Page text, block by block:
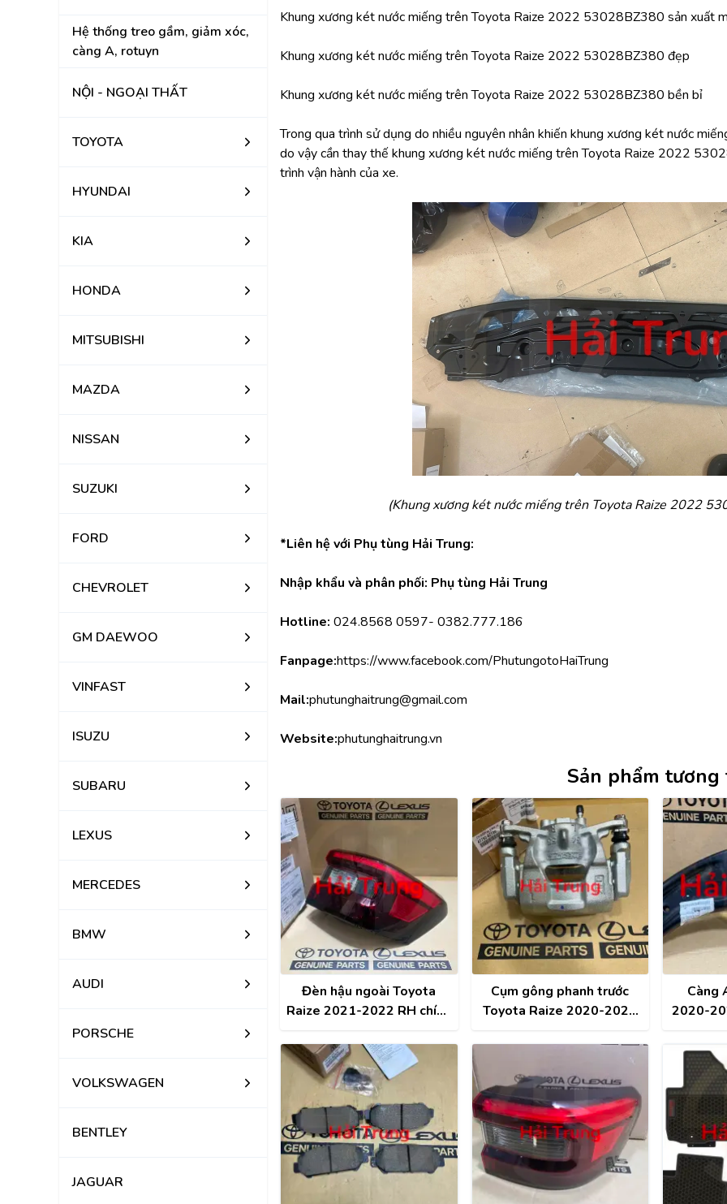
Hệ thống treo gầm, giảm xóc,
càng A, rotuyn
NỘI - NGOẠI THẤT
TOYOTA
HYUNDAI
KIA
HONDA
MITSUBISHI
MAZDA
NISSAN
SUZUKI
FORD
CHEVROLET
GM DAEWOO
VINFAST
ISUZU
SUBARU
LEXUS
MERCEDES
BMW
AUDI
PORSCHE
VOLKSWAGEN
BENTLEY
JAGUAR
Khung xương két nước miếng trên Toyota Raize 2022 53028BZ380 sản xuất
Khung xương két nước miếng trên Toyota Raize 2022 53028BZ380 đẹp
Khung xương két nước miếng trên Toyota Raize 2022 53028BZ380 bền bỉ
Trong qua trình sử dụng do nhiều nguyên nhân khiến khung xương két nước
do vậy cần thay thế khung xương két nước miếng trên Toyota Raize 2022
trình vận hành của xe.
(Khung xương két nước miếng trên Toyota Raize 2022
*Liên hệ với Phụ tùng Hải Trung:
Nhập khẩu và phân phối: Phụ tùng Hải Trung
Hotline: 024.8568 0597- 0382.777.186
Fanpage:https://www.facebook.com/PhutungotoHaiTrung
Mail:phutunghaitrung@gmail.com
Website:phutunghaitrung.vn
Sản phẩm tương
Đèn hậu ngoài Toyota
Raize 2021-2022 RH chính
Cụm gông phanh trước
Toyota Raize 2020-2022
Càng
2020-